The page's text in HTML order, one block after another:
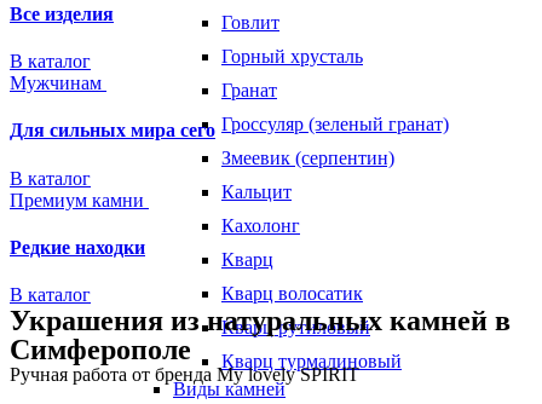
Говлит
Горный хрусталь
Гранат
Гроссуляр (зеленый гранат)
Змеевик (серпентин)
Кальцит
Кахолонг
Кварц
Кварц волосатик
Кварц рутиловый
Кварц турмалиновый
Виды камней
Все изделия
В каталог
Мужчинам
Для сильных мира сего
В каталог
Премиум камни
Редкие находки
В каталог
Украшения из натуральных камней в
Симферополе
Ручная работа от бренда My lovely SPIRIT